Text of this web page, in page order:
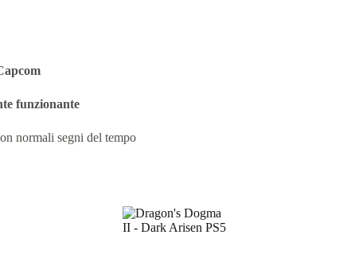
funzionante
normali segni del tempo